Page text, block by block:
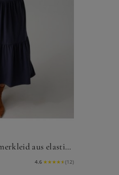
Aniston PLUS Sommerkleid aus elastischer Jersey-Qualität
4.6 ★★★★★ (12)